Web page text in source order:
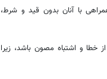
با آنان بدون قید و شرط،
خطا و اشتباه مصون باشد، زیرا